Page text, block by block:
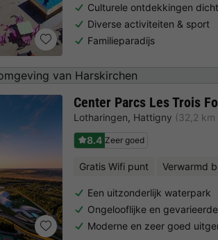
Culturele ontdekkingen
Diverse activiteiten & sport
Familieparadijs
van Harskirchen
Center Parcs Les Trois
Lotharingen, Hattigny (32,2 km
8.4 Zeer goed
Gratis Wifi punt Verwarmd
Een uitzonderlijk waterpark
Ongelooflijke en
Moderne en zeer goed